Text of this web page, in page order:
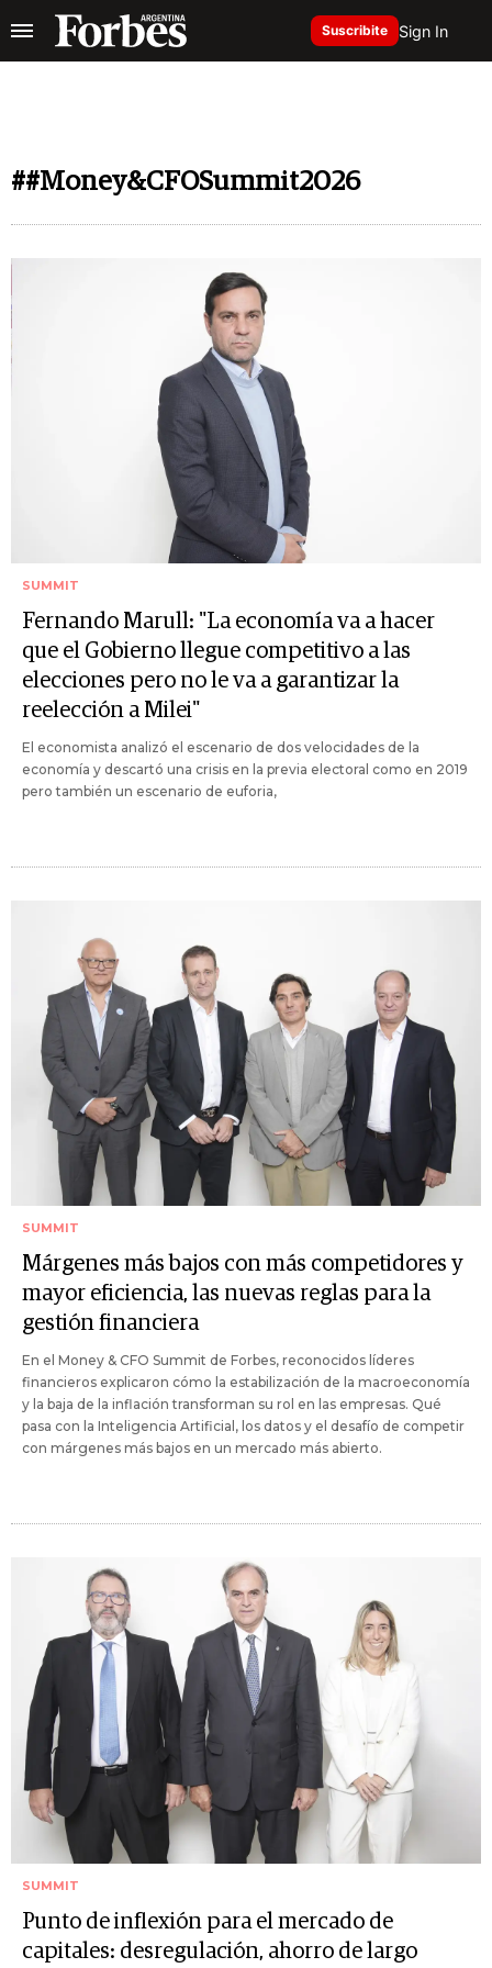
Suscribite Sign In
##Money&CFOSummit2026
SUMMIT
Fernando Marull: "La economía va a hacer
que el Gobierno llegue competitivo a las
elecciones pero no le va a garantizar la
reelección a Milei"
El economista analizó el escenario de dos velocidades de la
economía y descartó una crisis en la previa electoral como en 2019
pero también un escenario de euforia,
SUMMIT
Márgenes más bajos con más competidores y
mayor eficiencia, las nuevas reglas para la
gestión financiera
En el Money & CFO Summit de Forbes, reconocidos líderes
financieros explicaron cómo la estabilización de la macroeconomía
y la baja de la inflación transforman su rol en las empresas. Qué
pasa con la Inteligencia Artificial, los datos y el desafío de competir
con márgenes más bajos en un mercado más abierto.
SUMMIT
Punto de inflexión para el mercado de
capitales: desregulación, ahorro de largo